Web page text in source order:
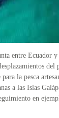
entre Ecuador
la pesca
a las Islas
en